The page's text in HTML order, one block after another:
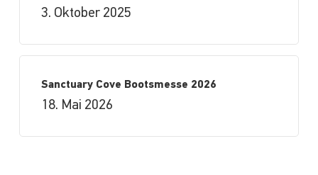
3. Oktober 2025
Sanctuary Cove Bootsmesse 2026
18. Mai 2026